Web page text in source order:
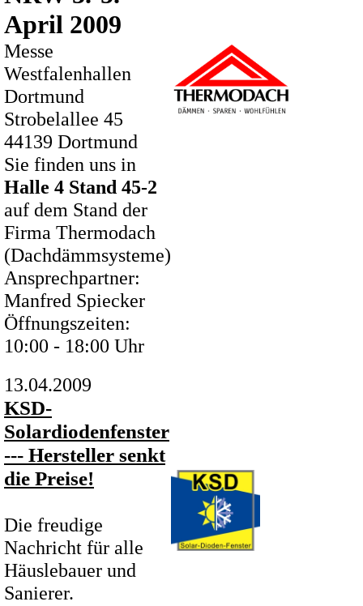
April 2009
Messe
Westfalenhallen
Dortmund
Strobelallee 45
44139 Dortmund
Sie finden uns in
Halle 4 Stand 45-2
auf dem Stand der
Firma Thermodach
(Dachdämmsysteme)
Ansprechpartner:
Manfred Spiecker
Öffnungszeiten:
10:00 - 18:00 Uhr
13.04.2009
KSD-
Solardiodenfenster
--- Hersteller senkt
die Preise!
Die freudige
Nachricht für alle
Häuslebauer und
Sanierer.